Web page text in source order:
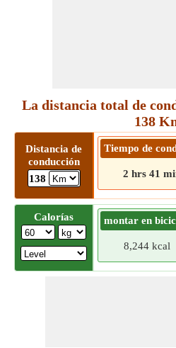
La distancia total de
138
Distancia de
conducción
138
Tiempo de
2 hrs 41
Calorías montar en
8,244 kcal